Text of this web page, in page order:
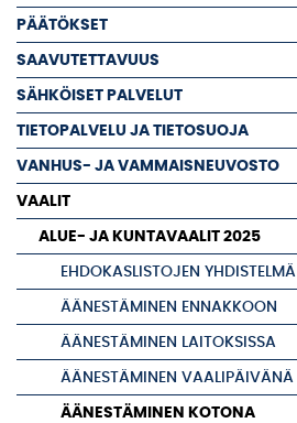
PÄÄTÖKSET
SAAVUTETTAVUUS
SÄHKÖISET PALVELUT
TIETOPALVELU JA TIETOSUOJA
VANHUS- JA VAMMAISNEUVOSTO
VAALIT
ALUE- JA KUNTAVAALIT 2025
EHDOKASLISTOJEN YHDISTELMÄ
ÄÄNESTÄMINEN ENNAKKOON
ÄÄNESTÄMINEN LAITOKSISSA
ÄÄNESTÄMINEN VAALIPÄIVÄNÄ
ÄÄNESTÄMINEN KOTONA